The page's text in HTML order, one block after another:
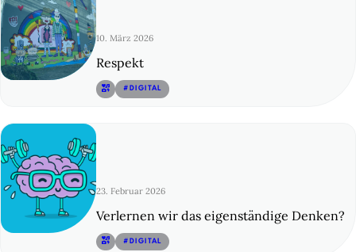
10. März 2026
Respekt
#DIGITAL
23. Februar 2026
Verlernen wir das eigenständige Denken?
#DIGITAL